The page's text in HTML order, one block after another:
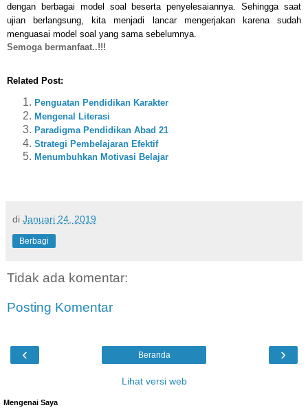
dengan berbagai model soal beserta penyelesaiannya. Sehingga saat
ujian berlangsung, kita menjadi lancar mengerjakan karena sudah
menguasai model soal yang sama sebelumnya.
Semoga bermanfaat..!!!
Related Post:
Penguatan Pendidikan Karakter
Mengenal Literasi
Paradigma Pendidikan Abad 21
Strategi Pembelajaran Efektif
Menumbuhkan Motivasi Belajar
di Januari 24, 2019
Berbagi
Tidak ada komentar:
Posting Komentar
‹ ›
Beranda
Lihat versi web
Mengenai Saya